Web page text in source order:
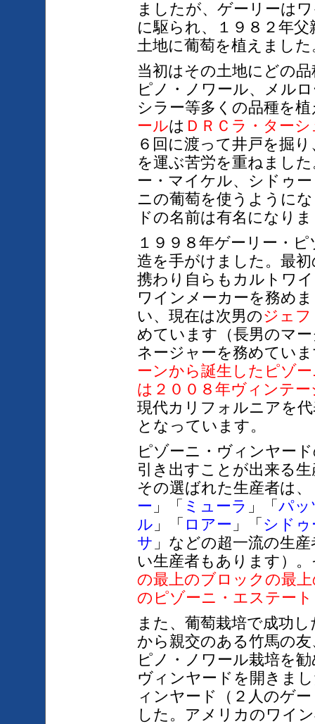
ましたが、ゲーリーは
に駆られ、１９８２年
土地に葡萄を植えました
当初はその土地にどの
ピノ・ノワール、メル
シラー等多くの品種を
ールは ＤＲＣラ・ ターシ
６回に渡って井戸を掘
を運ぶ苦労を重ねまし
ー・マイケル、シドゥ
ニの葡萄を使うように
ドの名前は有名になり
１９９８年ゲーリー・
造を手がけました。最
携わり自らもカルトワ
ワインメーカーを務め
い、現在は次男のジェ
めています（長男のマ
ネージャーを務めてい
ーンから誕生したピゾ
は ２００８年ヴィンテー
現代カリフォルニアを
となっています。
ピゾーニ・ヴィンヤー
引き出すことが出来る
その選ばれた生産者は、
ー 」「 ミューラ 」「 パッ
ル 」「 ロアー 」「 シド
サ 」などの超一流の生
い生産者もあります）
の最上のブロックの最
のピゾーニ・エステー
また、葡萄栽培で成功し
から親交のある竹馬の友
ピノ・ノワール栽培を
ヴィンヤードを開きま
ィンヤード（２人のゲ
した。アメリカのワイ